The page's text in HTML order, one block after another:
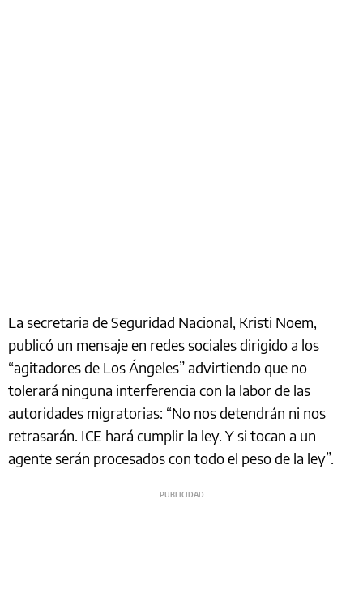
La secretaria de Seguridad Nacional, Kristi Noem,
publicó un mensaje en redes sociales dirigido a los
“agitadores de Los Ángeles” advirtiendo que no
tolerará ninguna interferencia con la labor de las
autoridades migratorias: “No nos detendrán ni nos
retrasarán. ICE hará cumplir la ley. Y si tocan a un
agente serán procesados con todo el peso de la ley”.